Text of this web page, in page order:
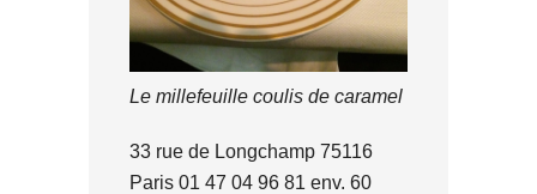
Le millefeuille coulis de caramel
33 rue de Longchamp 75116
Paris 01 47 04 96 81 env. 60